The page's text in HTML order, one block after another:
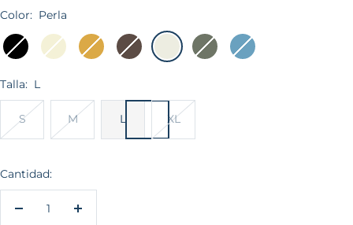
Color: Perla
Negro
Hueso Camell MarrónPerla
Verde
Olivo
Denim
Talla: L
S M L XL
Cantidad:
Decrecer
Aumentar